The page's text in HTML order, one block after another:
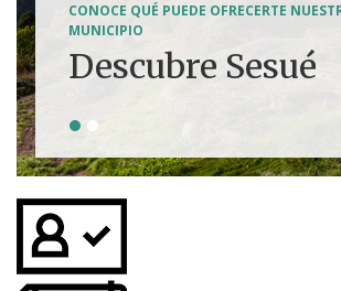
CONOCE QUÉ PUEDE OFRECERTE
MUNICIPIO
Descubre Sesué
Tierra de
aventuras